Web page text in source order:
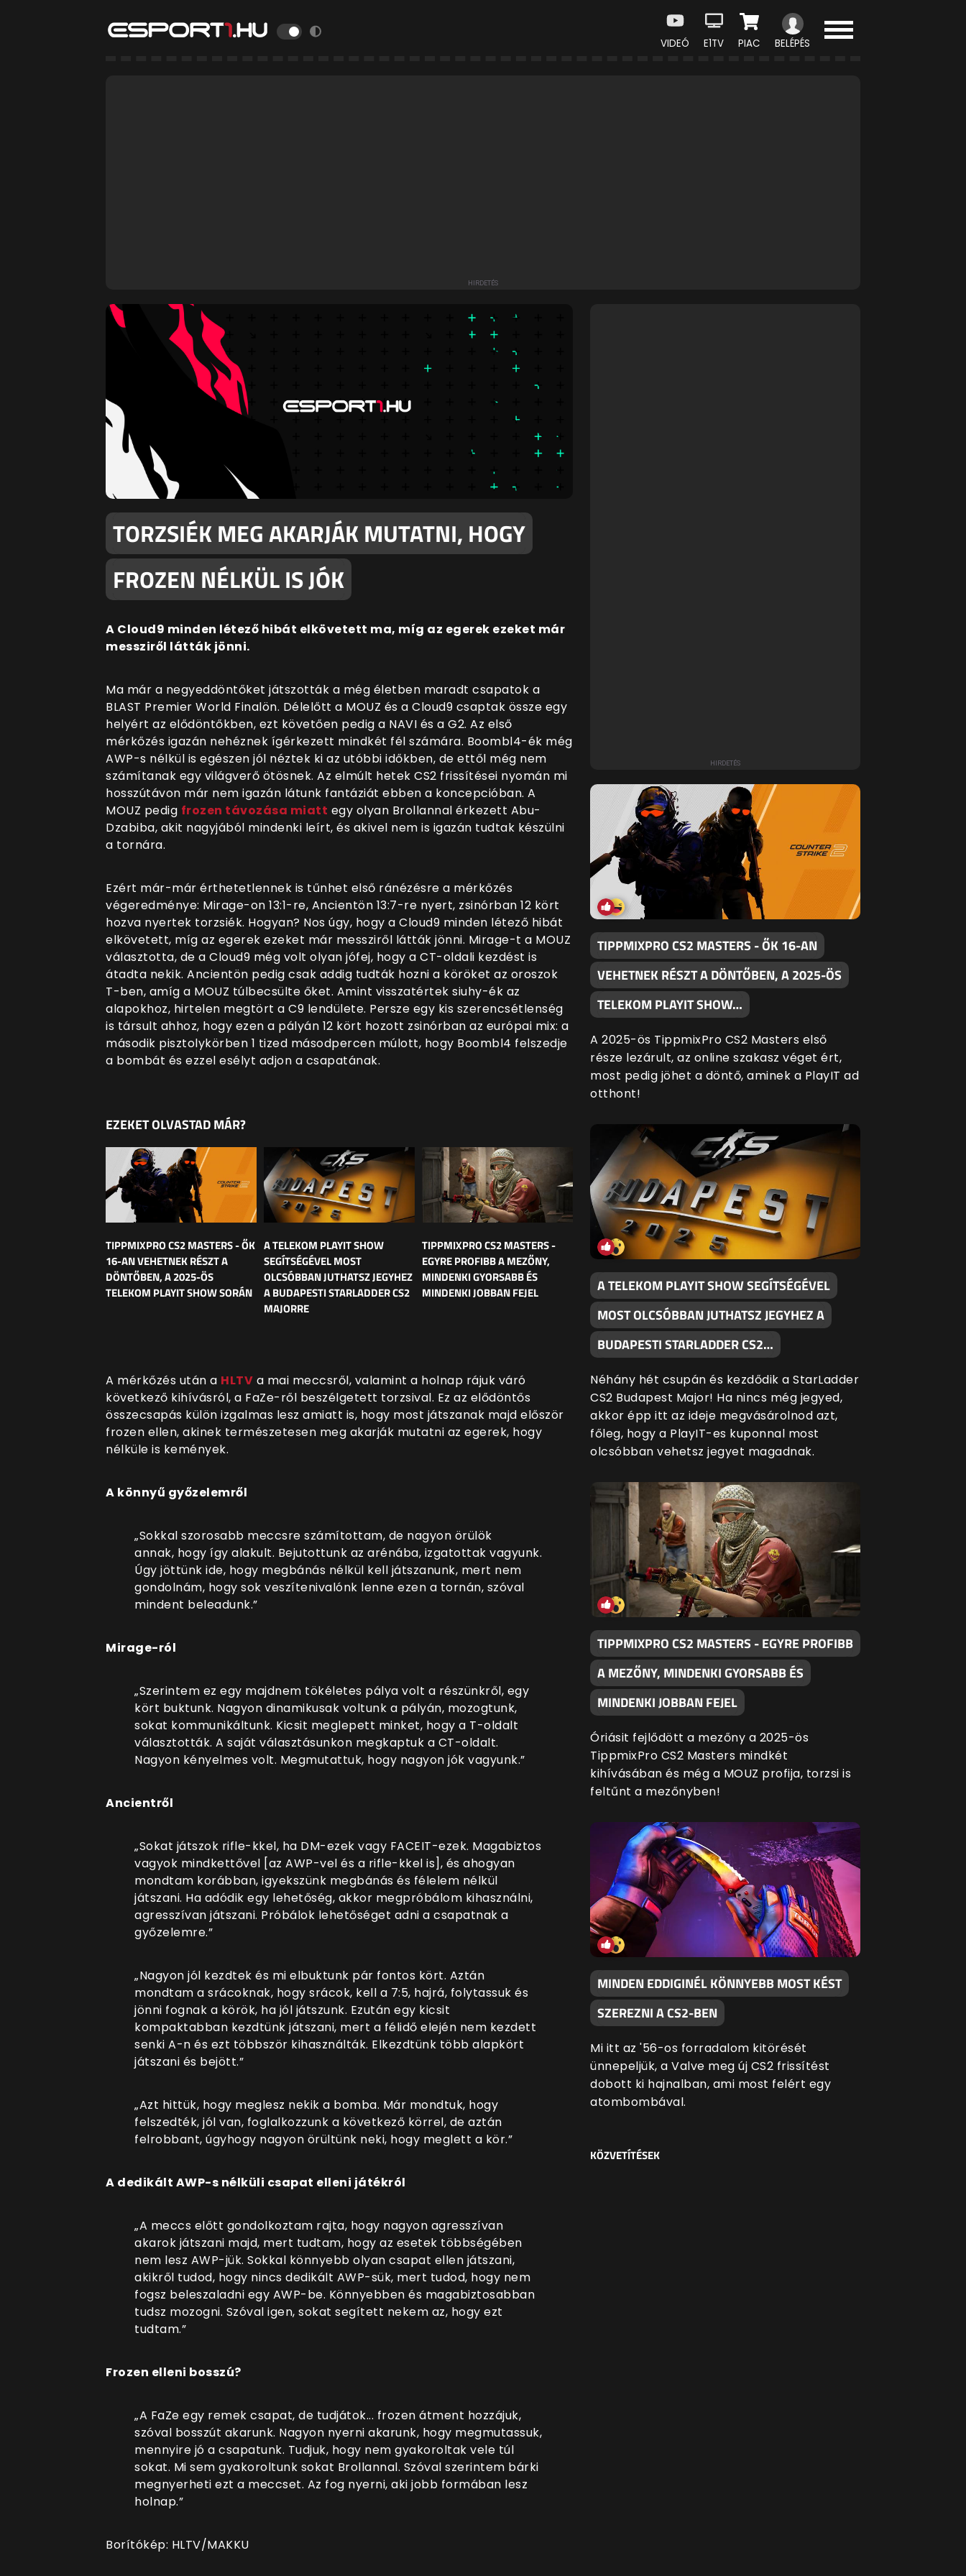
VIDEÓ E1TV PIAC BELÉPÉS
TORZSIÉK MEG AKARJÁK MUTATNI, HOGY
FROZEN NÉLKÜL IS JÓK
A Cloud9 minden létező hibát elkövetett ma, míg az egerek ezeket már
messziről látták jönni.
Ma már a negyeddöntőket játszották a még életben maradt csapatok a
BLAST Premier World Finalön. Délelőtt a MOUZ és a Cloud9 csaptak össze egy
helyért az elődöntőkben, ezt követően pedig a NAVI és a G2. Az első
mérkőzés igazán nehéznek ígérkezett mindkét fél számára. Boombl4-ék még
AWP-s nélkül is egészen jól néztek ki az utóbbi időkben, de ettől még nem
számítanak egy világverő ötösnek. Az elmúlt hetek CS2 frissítései nyomán mi
hosszútávon már nem igazán látunk fantáziát ebben a koncepcióban. A
MOUZ pedig frozen távozása miatt egy olyan Brollannal érkezett Abu-
Dzabiba, akit nagyjából mindenki leírt, és akivel nem is igazán tudtak készülni
a tornára.
Ezért már-már érthetetlennek is tűnhet első ránézésre a mérkőzés
végeredménye: Mirage-on 13:1-re, Ancientön 13:7-re nyert, zsinórban 12 kört
hozva nyertek torzsiék. Hogyan? Nos úgy, hogy a Cloud9 minden létező hibát
elkövetett, míg az egerek ezeket már messziről látták jönni. Mirage-t a MOUZ
választotta, de a Cloud9 még volt olyan jófej, hogy a CT-oldali kezdést is
átadta nekik. Ancientön pedig csak addig tudták hozni a köröket az oroszok
T-ben, amíg a MOUZ túlbecsülte őket. Amint visszatértek siuhy-ék az
alapokhoz, hirtelen megtört a C9 lendülete. Persze egy kis szerencsétlenség
is társult ahhoz, hogy ezen a pályán 12 kört hozott zsinórban az európai mix: a
második pisztolykörben 1 tized másodpercen múlott, hogy Boombl4 felszedje
a bombát és ezzel esélyt adjon a csapatának.
EZEKET OLVASTAD MÁR?
TIPPMIXPRO CS2 MASTERS - ŐK
16-AN VEHETNEK RÉSZT A
DÖNTŐBEN, A 2025-ÖS
TELEKOM PLAYIT SHOW SORÁN
A TELEKOM PLAYIT SHOW
SEGÍTSÉGÉVEL MOST
OLCSÓBBAN JUTHATSZ JEGYHEZ
A BUDAPESTI STARLADDER CS2
MAJORRE
TIPPMIXPRO CS2 MASTERS -
EGYRE PROFIBB A MEZŐNY,
MINDENKI GYORSABB ÉS
MINDENKI JOBBAN FEJEL
A mérkőzés után a HLTV a mai meccsről, valamint a holnap rájuk váró
következő kihívásról, a FaZe-ről beszélgetett torzsival. Ez az elődöntős
összecsapás külön izgalmas lesz amiatt is, hogy most játszanak majd először
frozen ellen, akinek természetesen meg akarják mutatni az egerek, hogy
nélküle is kemények.
A könnyű győzelemről
„Sokkal szorosabb meccsre számítottam, de nagyon örülök
annak, hogy így alakult. Bejutottunk az arénába, izgatottak vagyunk.
Úgy jöttünk ide, hogy megbánás nélkül kell játszanunk, mert nem
gondolnám, hogy sok veszítenivalónk lenne ezen a tornán, szóval
mindent beleadunk.”
Mirage-ról
„Szerintem ez egy majdnem tökéletes pálya volt a részünkről, egy
kört buktunk. Nagyon dinamikusak voltunk a pályán, mozogtunk,
sokat kommunikáltunk. Kicsit meglepett minket, hogy a T-oldalt
választották. A saját választásunkon megkaptuk a CT-oldalt.
Nagyon kényelmes volt. Megmutattuk, hogy nagyon jók vagyunk.”
Ancientről
„Sokat játszok rifle-kkel, ha DM-ezek vagy FACEIT-ezek. Magabiztos
vagyok mindkettővel [az AWP-vel és a rifle-kkel is], és ahogyan
mondtam korábban, igyekszünk megbánás és félelem nélkül
játszani. Ha adódik egy lehetőség, akkor megpróbálom kihasználni,
agresszívan játszani. Próbálok lehetőséget adni a csapatnak a
győzelemre.”
„Nagyon jól kezdtek és mi elbuktunk pár fontos kört. Aztán
mondtam a srácoknak, hogy srácok, kell a 7:5, hajrá, folytassuk és
jönni fognak a körök, ha jól játszunk. Ezután egy kicsit
kompaktabban kezdtünk játszani, mert a félidő elején nem kezdett
senki A-n és ezt többször kihasználták. Elkezdtünk több alapkört
játszani és bejött.”
„Azt hittük, hogy meglesz nekik a bomba. Már mondtuk, hogy
felszedték, jól van, foglalkozzunk a következő körrel, de aztán
felrobbant, úgyhogy nagyon örültünk neki, hogy meglett a kör.”
A dedikált AWP-s nélküli csapat elleni játékról
„A meccs előtt gondolkoztam rajta, hogy nagyon agresszívan
akarok játszani majd, mert tudtam, hogy az esetek többségében
nem lesz AWP-jük. Sokkal könnyebb olyan csapat ellen játszani,
akikről tudod, hogy nincs dedikált AWP-sük, mert tudod, hogy nem
fogsz beleszaladni egy AWP-be. Könnyebben és magabiztosabban
tudsz mozogni. Szóval igen, sokat segített nekem az, hogy ezt
tudtam.”
Frozen elleni bosszú?
„A FaZe egy remek csapat, de tudjátok... frozen átment hozzájuk,
szóval bosszút akarunk. Nagyon nyerni akarunk, hogy megmutassuk,
mennyire jó a csapatunk. Tudjuk, hogy nem gyakoroltak vele túl
sokat. Mi sem gyakoroltunk sokat Brollannal. Szóval szerintem bárki
megnyerheti ezt a meccset. Az fog nyerni, aki jobb formában lesz
holnap.”
Borítókép: HLTV/MAKKU
TIPPMIXPRO CS2 MASTERS - ŐK 16-AN
VEHETNEK RÉSZT A DÖNTŐBEN, A 2025-ÖS
TELEKOM PLAYIT SHOW…
A 2025-ös TippmixPro CS2 Masters első
része lezárult, az online szakasz véget ért,
most pedig jöhet a döntő, aminek a PlayIT ad
otthont!
A TELEKOM PLAYIT SHOW SEGÍTSÉGÉVEL
MOST OLCSÓBBAN JUTHATSZ JEGYHEZ A
BUDAPESTI STARLADDER CS2…
Néhány hét csupán és kezdődik a StarLadder
CS2 Budapest Major! Ha nincs még jegyed,
akkor épp itt az ideje megvásárolnod azt,
főleg, hogy a PlayIT-es kuponnal most
olcsóbban vehetsz jegyet magadnak.
TIPPMIXPRO CS2 MASTERS - EGYRE PROFIBB
A MEZŐNY, MINDENKI GYORSABB ÉS
MINDENKI JOBBAN FEJEL
Óriásit fejlődött a mezőny a 2025-ös
TippmixPro CS2 Masters mindkét
kihívásában és még a MOUZ profija, torzsi is
feltűnt a mezőnyben!
MINDEN EDDIGINÉL KÖNNYEBB MOST KÉST
SZEREZNI A CS2-BEN
Mi itt az '56-os forradalom kitörését
ünnepeljük, a Valve meg új CS2 frissítést
dobott ki hajnalban, ami most felért egy
atombombával.
KÖZVETÍTÉSEK